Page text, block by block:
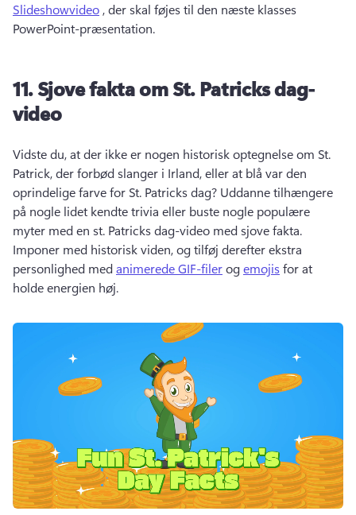
Slideshowvideo , der skal føjes til den næste klasses
PowerPoint-præsentation.
11.Sjove fakta om St.Patricks dag-
video
Patrick, der forbød slanger i Irland, eller at blå var den
oprindelige farve for St. Patricks dag? Uddanne tilhængere
på nogle lidet kendte trivia eller buste nogle populære
myter med en st.
Imponer med historisk viden, og tilføj derefter ekstra
personlighed med animerede GIF-filer og emojis for at
holde energien høj.